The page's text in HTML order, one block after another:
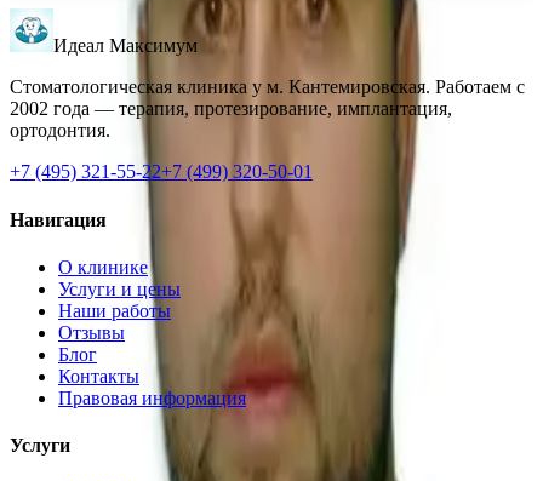
Идеал Максимум
Стоматологическая клиника у м. Кантемировская. Работаем с
2002 года — терапия, протезирование, имплантация,
ортодонтия.
+7 (495) 321-55-22+7 (499) 320-50-01
Навигация
О клинике
Услуги и цены
Наши работы
Отзывы
Блог
Контакты
Правовая информация
Услуги